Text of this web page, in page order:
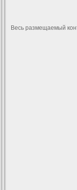
Весь размещаемый